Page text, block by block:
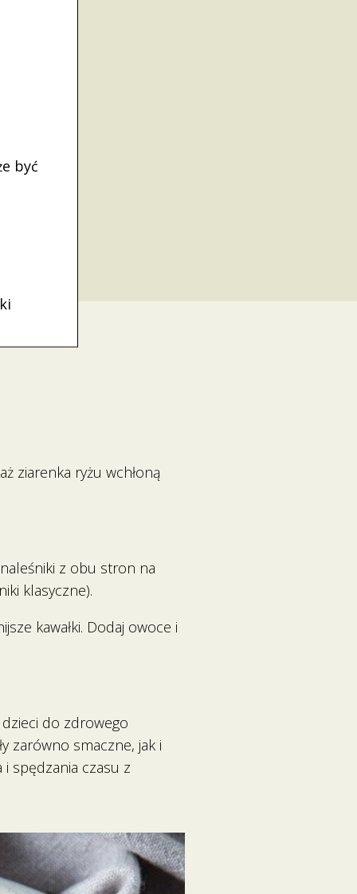
być
ziarenka ryżu wchłoną
z obu stron na
klasyczne).
kawałki. Dodaj owoce i
do zdrowego
zarówno smaczne, jak i
spędzania czasu z